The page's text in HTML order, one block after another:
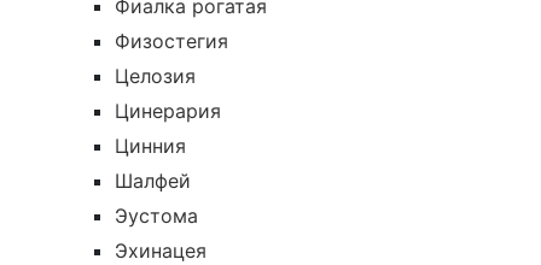
Фиалка рогатая
Физостегия
Целозия
Цинерария
Цинния
Шалфей
Эустома
Эхинацея